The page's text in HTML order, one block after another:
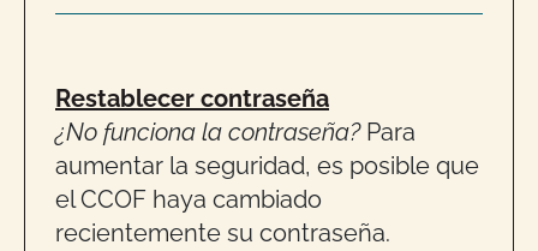
Restablecer contraseña
¿No funciona la contraseña? Para
aumentar la seguridad, es posible que
el CCOF haya cambiado
recientemente su contraseña.